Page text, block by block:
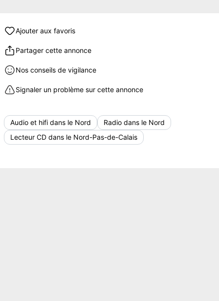
Ajouter aux favoris
Partager cette annonce
Nos conseils de vigilance
Signaler un problème sur cette annonce
Audio et hifi dans le Nord
Radio dans le Nord
Lecteur CD dans le Nord-Pas-de-Calais